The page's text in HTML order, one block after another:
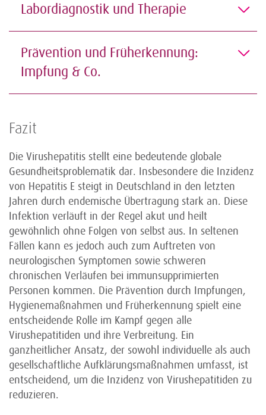
Labordiagnostik und Therapie
Prävention und Früherkennung:
Impfung & Co.
Fazit
Die Virushepatitis stellt eine bedeutende globale
Gesundheitsproblematik dar. Insbesondere die Inzidenz
von Hepatitis E steigt in Deutschland in den letzten
Jahren durch endemische Übertragung stark an. Diese
Infektion verläuft in der Regel akut und heilt
gewöhnlich ohne Folgen von selbst aus. In seltenen
Fällen kann es jedoch auch zum Auftreten von
neurologischen Symptomen sowie schweren
chronischen Verläufen bei immunsupprimierten
Personen kommen. Die Prävention durch Impfungen,
Hygienemaßnahmen und Früherkennung spielt eine
entscheidende Rolle im Kampf gegen alle
Virushepatitiden und ihre Verbreitung. Ein
ganzheitlicher Ansatz, der sowohl individuelle als auch
gesellschaftliche Aufklärungsmaßnahmen umfasst, ist
entscheidend, um die Inzidenz von Virushepatitiden zu
reduzieren.